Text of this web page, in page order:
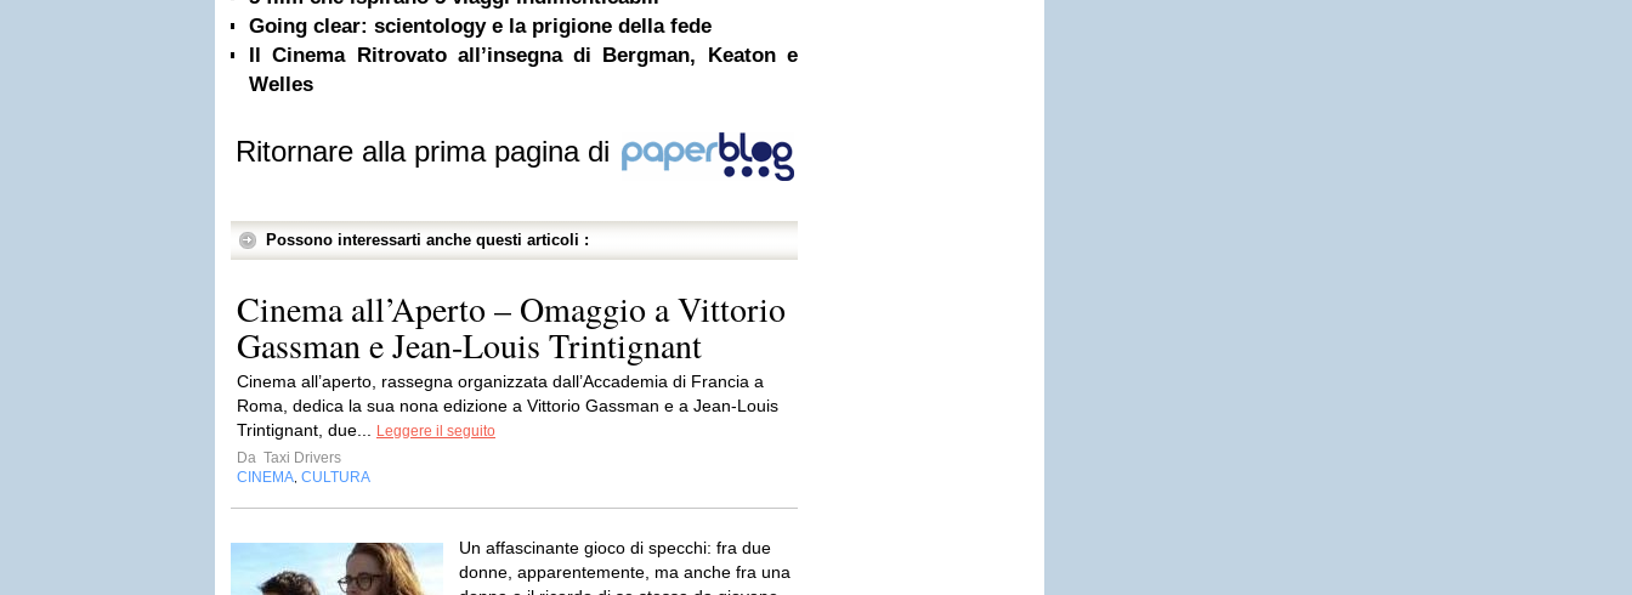
Going clear: scientology e la prigione della fede
Il Cinema Ritrovato all’insegna di Bergman, Keaton e
Welles
Ritornare alla prima pagina di
Possono interessarti anche questi articoli :
Cinema all’Aperto – Omaggio a Vittorio
Gassman e Jean-Louis Trintignant
Cinema all’aperto, rassegna organizzata dall’Accademia di Francia a
Roma, dedica la sua nona edizione a Vittorio Gassman e a Jean-Louis
Trintignant, due...
Leggere il seguito
Da Taxi Drivers
CINEMA CULTURA
Un affascinante gioco di specchi: fra due
donne, apparentemente, ma anche fra una